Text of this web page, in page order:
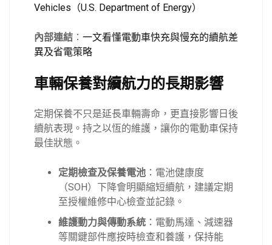
Vehicles（U.S. Department of Energy）
內部連結 ： 一文看懂電動車快充與慢充的續航差
異及省電策略
車輛保養對續航力的長期影響
定期保養不只是延長車輛壽命，更直接影響日後
續航表現。持之以恆的維護，讓你的電動車保持
最佳狀態。
定期檢查及保養電池 ：電池健康度
（SOH）下降會明顯縮短續航，建議定期
至授權維修中心檢查並記錄。
維護動力與傳動系統 ：電動馬達、減速器
等關鍵部件應按時檢查和養護，保持能